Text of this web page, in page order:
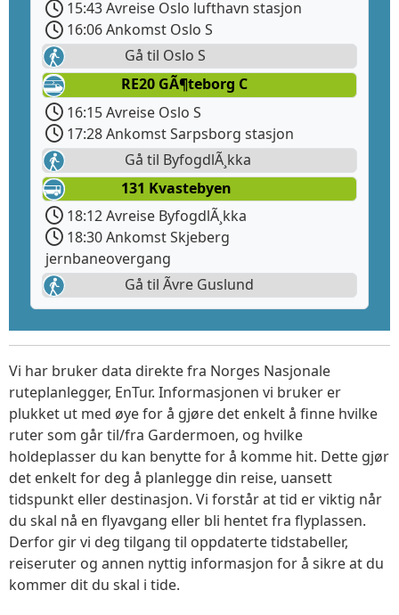
15:43 Avreise Oslo lufthavn stasjon
16:06 Ankomst Oslo S
Gå til Oslo S
RE20 GÃ¶teborg C
16:15 Avreise Oslo S
17:28 Ankomst Sarpsborg stasjon
Gå til ByfogdlÃ¸kka
131 Kvastebyen
18:12 Avreise ByfogdlÃ¸kka
18:30 Ankomst Skjeberg
jernbaneovergang
Gå til Ãvre Guslund
Vi har bruker data direkte fra Norges Nasjonale
ruteplanlegger, EnTur. Informasjonen vi bruker er
plukket ut med øye for å gjøre det enkelt å finne hvilke
ruter som går til/fra Gardermoen, og hvilke
holdeplasser du kan benytte for å komme hit. Dette gjør
det enkelt for deg å planlegge din reise, uansett
tidspunkt eller destinasjon. Vi forstår at tid er viktig når
du skal nå en flyavgang eller bli hentet fra flyplassen.
Derfor gir vi deg tilgang til oppdaterte tidstabeller,
reiseruter og annen nyttig informasjon for å sikre at du
kommer dit du skal i tide.